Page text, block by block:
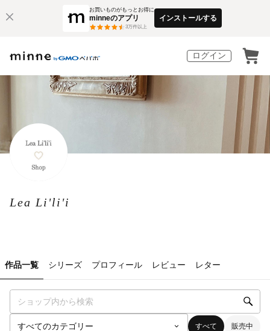
お買いものがもっとお得に
minneのアプリ
3万件以上
インストールする
ログイン
Lea Li'li'i
作品一覧 シリーズ プロフィール レビュー レター
すべて 販売中